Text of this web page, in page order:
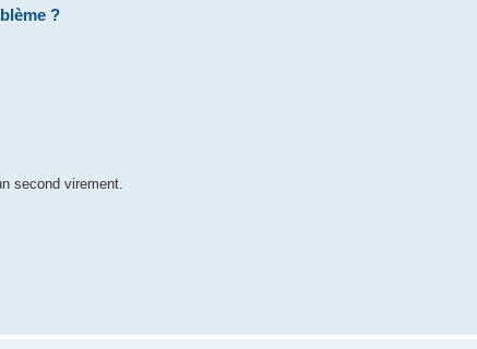
?
second virement.